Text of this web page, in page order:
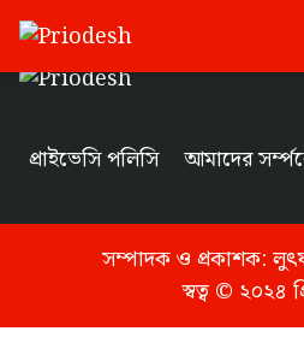
Tag
প্রাইভেসি পলিসি আমাদের
সম্পাদক ও প্রকাশক:
স্বত্ব © ২০২৪